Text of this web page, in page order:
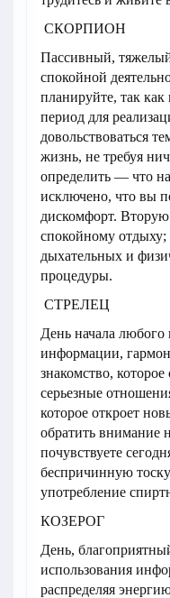
СКОРПИОН
Пассивный,
спокойной
планируйте, так
период для
довольствоваться
жизнь, не требуя
определить — что
исключено, что вы
дискомфорт.
спокойному
дыхательных и
процедуры.
СТРЕЛЕЦ
День начала любого
информации,
знакомство,
серьезные
которое откроет
обратить внимание
почувствуете
беспричинную
употребление
КОЗЕРОГ
День,
использования
распределяя